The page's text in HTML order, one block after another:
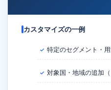
カスタマイズの一例
✓ 特定のセグメント・
✓ 対象国・地域の追加